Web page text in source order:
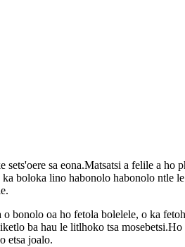
sa eona.Matsatsi a felile a
boloka lino habonolo habonolo ntle
bonolo oa ho fetola bolelele, o ka
ba hau le litlhoko tsa
etsa joalo.